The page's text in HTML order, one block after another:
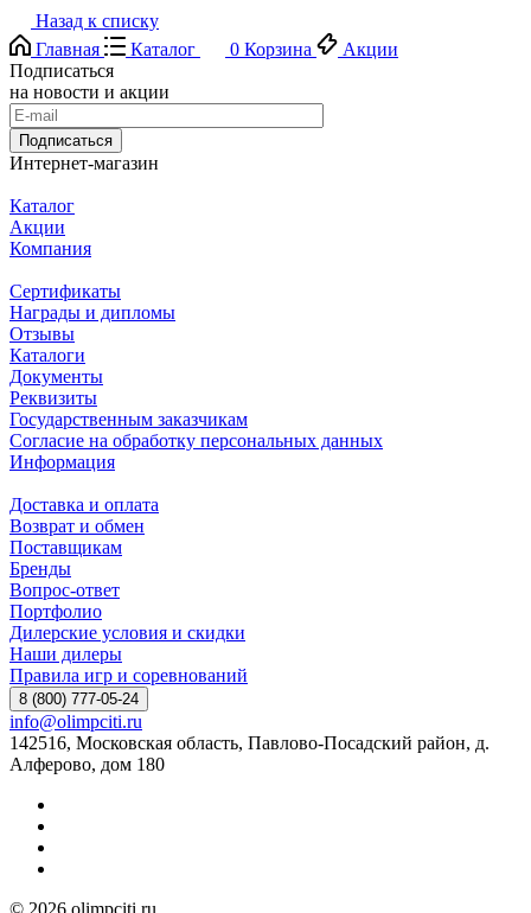
Назад к списку
Главная
Каталог 0 Корзина
Акции
Подписаться
на новости и акции
Подписаться
Интернет-магазин
Каталог
Акции
Компания
Сертификаты
Награды и дипломы
Отзывы
Каталоги
Документы
Реквизиты
Государственным заказчикам
Согласие на обработку персональных данных
Информация
Доставка и оплата
Возврат и обмен
Поставщикам
Бренды
Вопрос-ответ
Портфолио
Дилерские условия и скидки
Наши дилеры
Правила игр и соревнований
8 (800) 777-05-24
info@olimpciti.ru
142516, Московская область, Павлово-Посадский район, д.
Алферово, дом 180
© 2026 olimpciti.ru